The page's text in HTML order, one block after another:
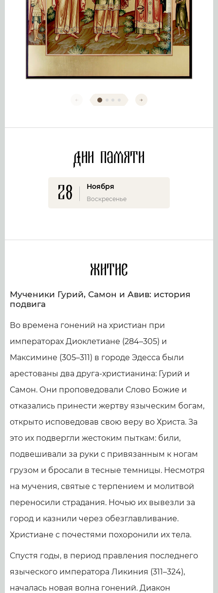
Дни памяти
28 Ноября
Воскресенье
Житие
Мученики Гурий, Самон и Авив: история
подвига
Во времена гонений на христиан при
императорах Диоклетиане (284–305) и
Максимине (305–311) в городе Эдесса были
арестованы два друга-христианина: Гурий и
Самон. Они проповедовали Слово Божие и
отказались принести жертву языческим богам,
открыто исповедовав свою веру во Христа. За
это их подвергли жестоким пыткам: били,
подвешивали за руки с привязанным к ногам
грузом и бросали в тесные темницы. Несмотря
на мучения, святые с терпением и молитвой
переносили страдания. Ночью их вывезли за
город и казнили через обезглавливание.
Христиане с почестями похоронили их тела.
Спустя годы, в период правления последнего
языческого императора Ликиния (311–324),
началась новая волна гонений. Диакон